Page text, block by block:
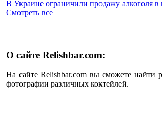
В Украине ограничили продажу алкоголя в
Смотреть все
О сайте Relishbar.com:
На сайте Relishbar.com вы сможете найти
фотографии различных коктейлей.